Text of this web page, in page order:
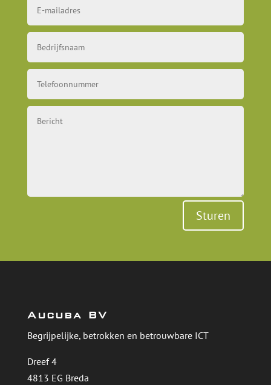
Sturen
Aucuba BV
Begrijpelijke, betrokken en betrouwbare ICT
Dreef 4
4813 EG Breda